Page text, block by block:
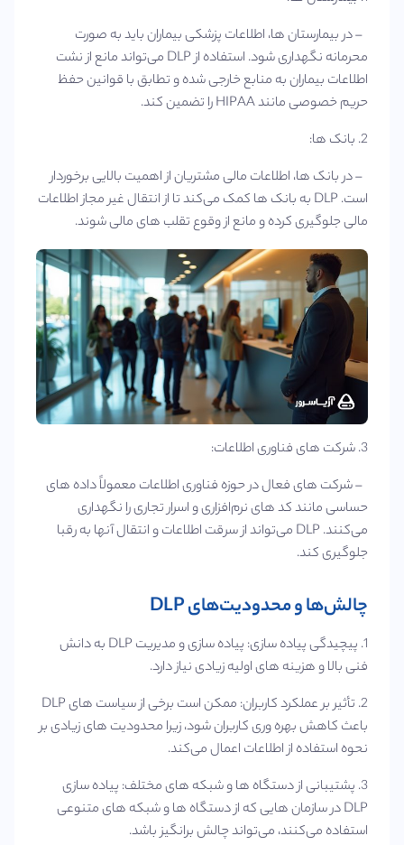
– در بیمارستان‌ ها، اطلاعات پزشکی بیماران باید به صورت
محرمانه نگهداری شود. استفاده از DLP می‌تواند مانع از نشت
اطلاعات بیماران به منابع خارجی شده و تطابق با قوانین حفظ
حریم خصوصی مانند HIPAA را تضمین کند.
2. بانک‌ ها:
– در بانک‌ ها، اطلاعات مالی مشتریان از اهمیت بالایی برخوردار
است. DLP به بانک‌ ها کمک می‌کند تا از انتقال غیر مجاز اطلاعات
مالی جلوگیری کرده و مانع از وقوع تقلب‌ های مالی شوند.
3. شرکت‌ های فناوری اطلاعات:
– شرکت‌ های فعال در حوزه فناوری اطلاعات معمولاً داده‌ های
حساسی مانند کد های نرم‌افزاری و اسرار تجاری را نگهداری
می‌کنند. DLP می‌تواند از سرقت اطلاعات و انتقال آنها به رقبا
جلوگیری کند.
چالش‌ها و محدودیت‌های DLP
1. پیچیدگی پیاده‌ سازی: پیاده‌ سازی و مدیریت DLP به دانش
فنی بالا و هزینه‌ های اولیه زیادی نیاز دارد.
2. تأثیر بر عملکرد کاربران: ممکن است برخی از سیاست‌ های DLP
باعث کاهش بهره‌ وری کاربران شود، زیرا محدودیت‌ های زیادی بر
نحوه استفاده از اطلاعات اعمال می‌کند.
3. پشتیبانی از دستگاه‌ ها و شبکه‌ های مختلف: پیاده‌ سازی
DLP در سازمان‌ هایی که از دستگاه‌ ها و شبکه‌ های متنوعی
استفاده می‌کنند، می‌تواند چالش‌ برانگیز باشد.